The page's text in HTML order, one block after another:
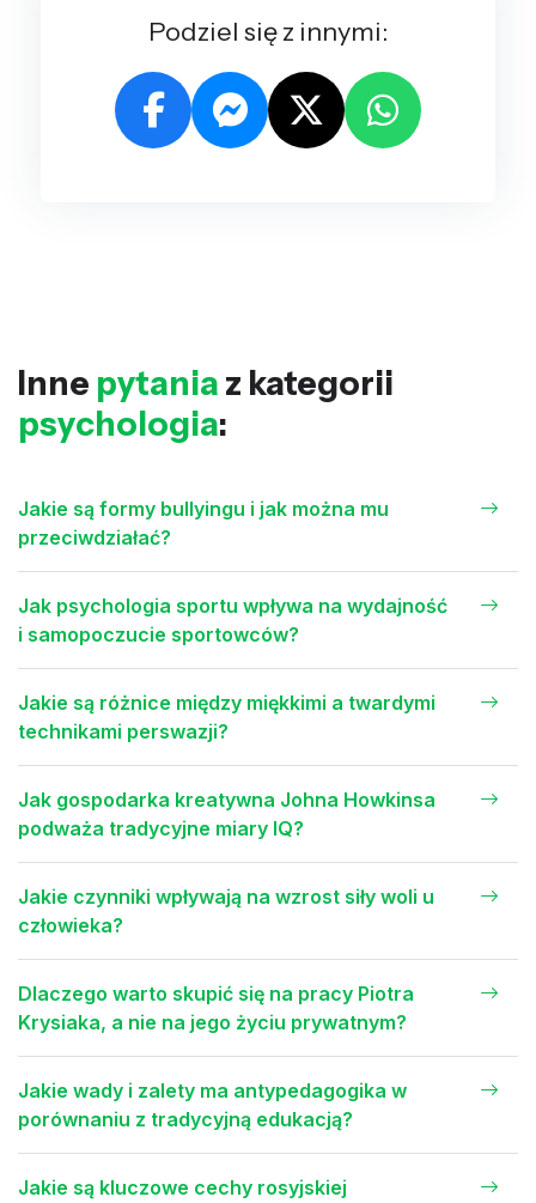
Podziel się z innymi:
Inne pytania z kategorii
psychologia:
Jakie są formy bullyingu i jak można mu
przeciwdziałać?
Jak psychologia sportu wpływa na wydajność
i samopoczucie sportowców?
Jakie są różnice między miękkimi a twardymi
technikami perswazji?
Jak gospodarka kreatywna Johna Howkinsa
podważa tradycyjne miary IQ?
Jakie czynniki wpływają na wzrost siły woli u
człowieka?
Dlaczego warto skupić się na pracy Piotra
Krysiaka, a nie na jego życiu prywatnym?
Jakie wady i zalety ma antypedagogika w
porównaniu z tradycyjną edukacją?
Jakie są kluczowe cechy rosyjskiej